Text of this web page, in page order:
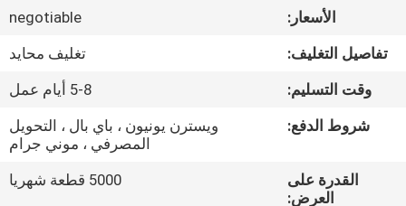
المعمل
مراقبة
الجودة
الأسعار:
negotiable
تفاصيل التغليف:
تغليف محايد
وقت التسليم:
5-8 أيام عمل
شروط الدفع:
ويسترن يونيون ، باي بال ، التحويل
المصرفي ، موني جرام
القدرة على
العرض:
5000 قطعة شهريا